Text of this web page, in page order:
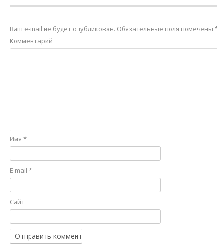
Ваш e-mail не будет опубликован. Обязательные поля помечены
Комментарий
Имя *
E-mail *
Сайт